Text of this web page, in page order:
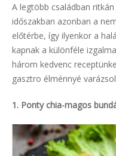
A legtöbb családban
időszakban azonban a
előtérbe, így ilyenkor a
kapnak a különféle
három kedvenc
gasztro élménnyé
1. Ponty chia-magos